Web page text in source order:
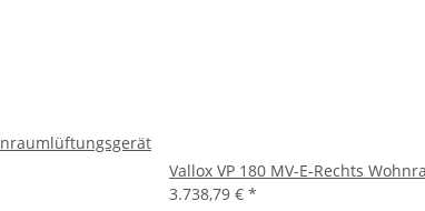
Vallox VP 180 MV-E-Rechts
3.738,79 € *